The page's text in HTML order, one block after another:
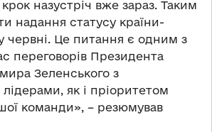
назустріч вже зараз. Таким
надання статусу країни-
червні. Це питання є одним з
переговорів Президента
Зеленського з
як і пріоритетом
команди», – резюмував